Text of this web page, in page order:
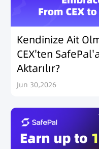
Kendinize Ait
CEX'ten
Aktarılır?
Jun 30,2026